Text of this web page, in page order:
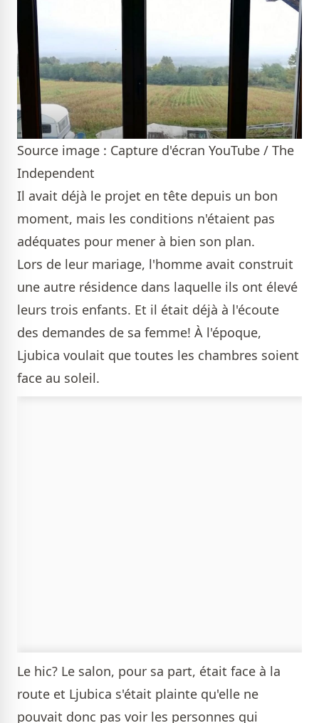
Source image : Capture d'écran YouTube / The
Independent
Il avait déjà le projet en tête depuis un bon
moment, mais les conditions n'étaient pas
adéquates pour mener à bien son plan.
Lors de leur mariage, l'homme avait construit
une autre résidence dans laquelle ils ont élevé
leurs trois enfants. Et il était déjà à l'écoute
des demandes de sa femme! À l'époque,
Ljubica voulait que toutes les chambres soient
face au soleil.
Le hic? Le salon, pour sa part, était face à la
route et Ljubica s'était plainte qu'elle ne
pouvait donc pas voir les personnes qui